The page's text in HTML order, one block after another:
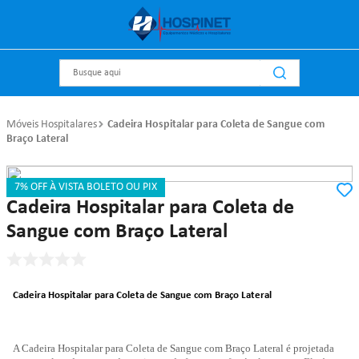
Móveis Hospitalares
Cadeira Hospitalar para Coleta de Sangue com
Braço Lateral
7% OFF À VISTA BOLETO OU PIX
Referência :p7070 Metal Solution
Cadeira Hospitalar para Coleta de
Sangue com Braço Lateral
Cadeira Hospitalar para Coleta de Sangue com Braço Lateral
A Cadeira Hospitalar para Coleta de Sangue com Braço Lateral é projetada